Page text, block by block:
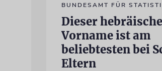
BUNDESAMT FÜR
Dieser hebräische
Vorname ist am
beliebtesten bei
Eltern